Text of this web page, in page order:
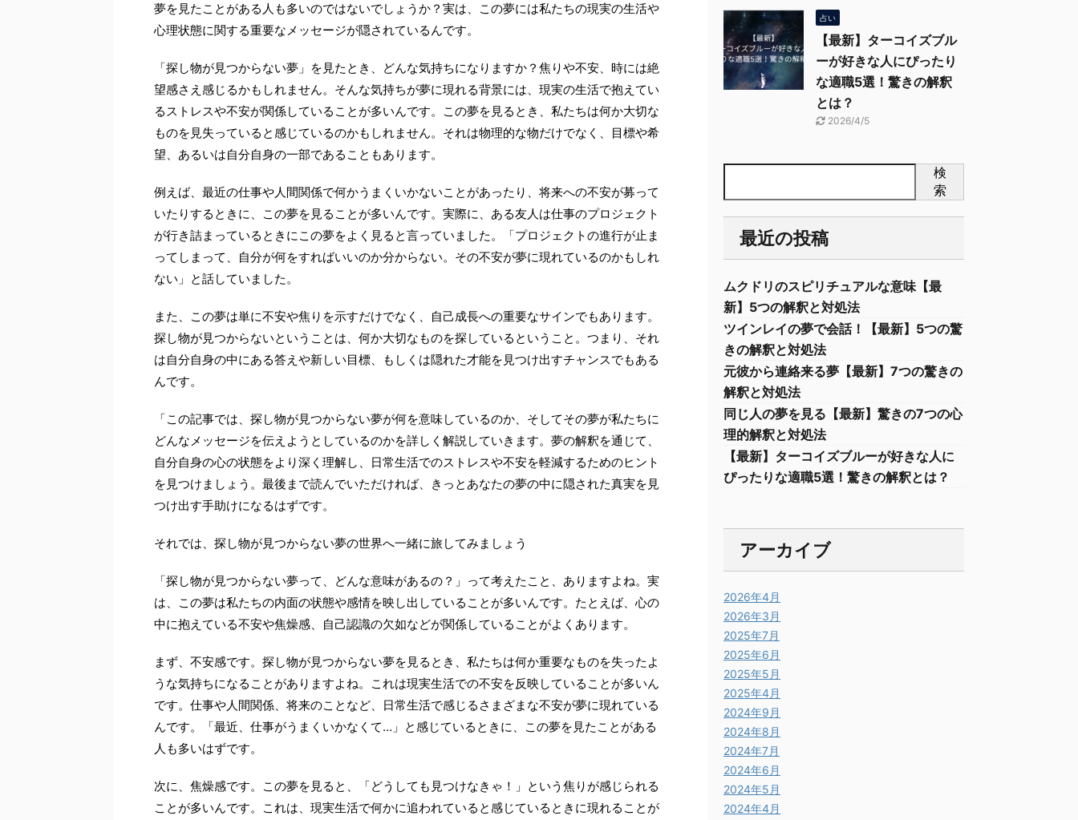
夢を見たことがある人も多いのではないでしょうか？実は、この夢には私たちの現実の生活や
心理状態に関する重要なメッセージが隠されているんです。
「探し物が見つからない夢」を見たとき、どんな気持ちになりますか？焦りや不安、時には絶
望感さえ感じるかもしれません。そんな気持ちが夢に現れる背景には、現実の生活で抱えてい
るストレスや不安が関係していることが多いんです。この夢を見るとき、私たちは何か大切な
ものを見失っていると感じているのかもしれません。それは物理的な物だけでなく、目標や希
望、あるいは自分自身の一部であることもあります。
例えば、最近の仕事や人間関係で何かうまくいかないことがあったり、将来への不安が募って
いたりするときに、この夢を見ることが多いんです。実際に、ある友人は仕事のプロジェクト
が行き詰まっているときにこの夢をよく見ると言っていました。「プロジェクトの進行が止ま
ってしまって、自分が何をすればいいのか分からない。その不安が夢に現れているのかもしれ
ない」と話していました。
また、この夢は単に不安や焦りを示すだけでなく、自己成長への重要なサインでもあります。
探し物が見つからないということは、何か大切なものを探しているということ。つまり、それ
は自分自身の中にある答えや新しい目標、もしくは隠れた才能を見つけ出すチャンスでもある
んです。
「この記事では、探し物が見つからない夢が何を意味しているのか、そしてその夢が私たちに
どんなメッセージを伝えようとしているのかを詳しく解説していきます。夢の解釈を通じて、
自分自身の心の状態をより深く理解し、日常生活でのストレスや不安を軽減するためのヒント
を見つけましょう。最後まで読んでいただければ、きっとあなたの夢の中に隠された真実を見
つけ出す手助けになるはずです。
それでは、探し物が見つからない夢の世界へ一緒に旅してみましょう
「探し物が見つからない夢って、どんな意味があるの？」って考えたこと、ありますよね。実
は、この夢は私たちの内面の状態や感情を映し出していることが多いんです。たとえば、心の
中に抱えている不安や焦燥感、自己認識の欠如などが関係していることがよくあります。
まず、不安感です。探し物が見つからない夢を見るとき、私たちは何か重要なものを失ったよ
うな気持ちになることがありますよね。これは現実生活での不安を反映していることが多いん
です。仕事や人間関係、将来のことなど、日常生活で感じるさまざまな不安が夢に現れている
んです。「最近、仕事がうまくいかなくて…」と感じているときに、この夢を見たことがある
人も多いはずです。
次に、焦燥感です。この夢を見ると、「どうしても見つけなきゃ！」という焦りが感じられる
ことが多いんです。これは、現実生活で何かに追われていると感じているときに現れることが
占い
【最新】ターコイズブル
ーが好きな人にぴったり
な適職5選！驚きの解釈
とは？
2026/4/5
検
索
最近の投稿
ムクドリのスピリチュアルな意味【最
新】5つの解釈と対処法
ツインレイの夢で会話！【最新】5つの驚
きの解釈と対処法
元彼から連絡来る夢【最新】7つの驚きの
解釈と対処法
同じ人の夢を見る【最新】驚きの7つの心
理的解釈と対処法
【最新】ターコイズブルーが好きな人に
ぴったりな適職5選！驚きの解釈とは？
アーカイブ
2026年4月
2026年3月
2025年7月
2025年6月
2025年5月
2025年4月
2024年9月
2024年8月
2024年7月
2024年6月
2024年5月
2024年4月